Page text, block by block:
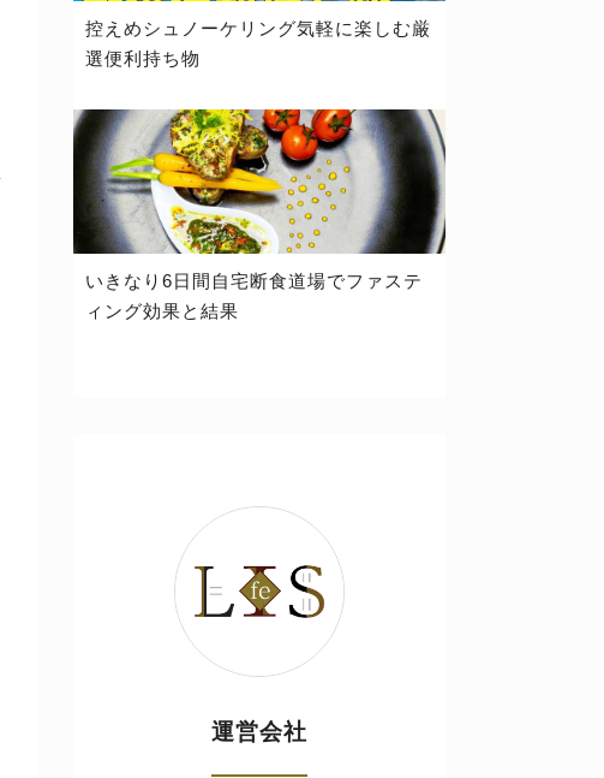
控えめシュノーケリング気軽に楽しむ厳
選便利持ち物
いきなり6日間自宅断食道場でファステ
ィング効果と結果
運営会社